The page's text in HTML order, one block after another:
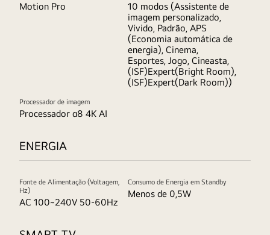
Motion Pro
10 modos (Assistente de
imagem personalizado,
Vívido, Padrão, APS
(Economia automática de
energia), Cinema,
Esportes, Jogo, Cineasta,
(ISF)Expert(Bright Room),
(ISF)Expert(Dark Room))
Processador de imagem
Processador α8 4K AI
ENERGIA
Fonte de Alimentação (Voltagem,
Hz)
AC 100~240V 50-60Hz
Consumo de Energia em Standby
Menos de 0,5W